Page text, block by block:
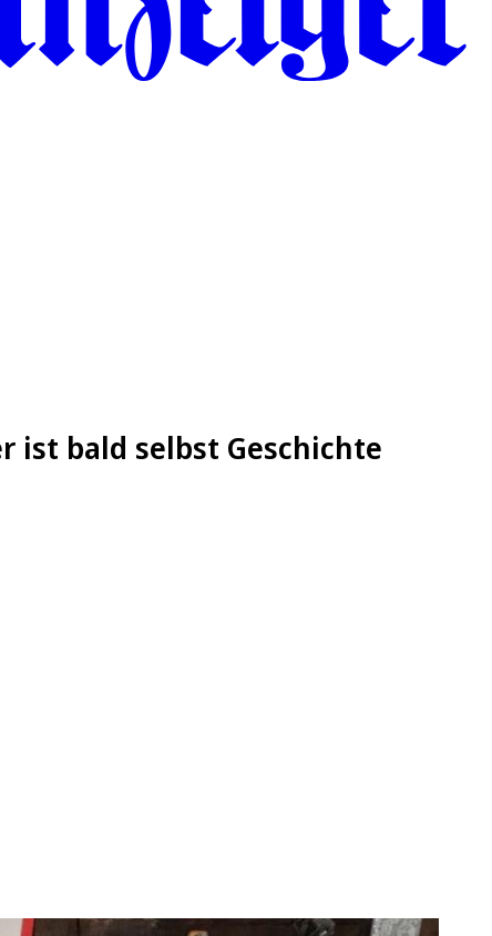
ist bald selbst Geschichte